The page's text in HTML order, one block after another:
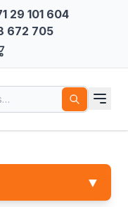
29 101 604
672 705
▼